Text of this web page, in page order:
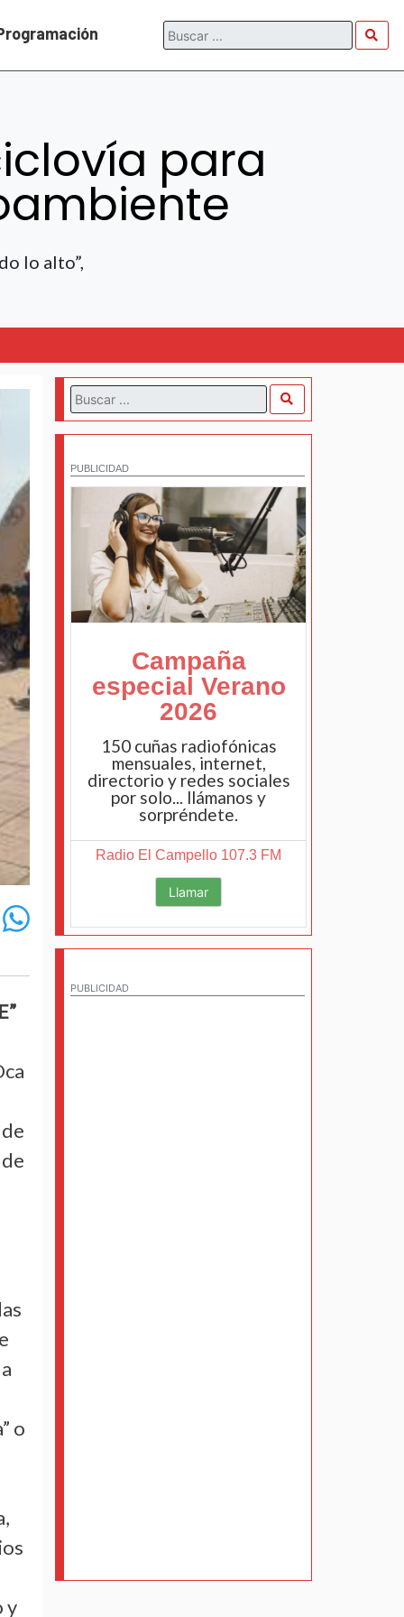
para
lo alto”,
o
y
PUBLICIDAD
Campaña
especial Verano
2026
150 cuñas radiofónicas
mensuales, internet,
directorio y redes sociales
por solo... llámanos y
sorpréndete.
Radio El Campello 107.3 FM
Llamar
PUBLICIDAD